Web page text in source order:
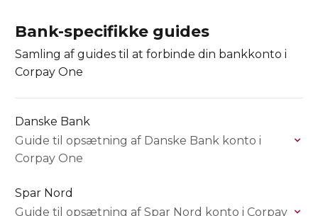
Bank-specifikke guides
Samling af guides til at forbinde din bankkonto i
Corpay One
Danske Bank
Guide til opsætning af Danske Bank konto i
Corpay One
Spar Nord
Guide til opsætning af Spar Nord konto i Corpay